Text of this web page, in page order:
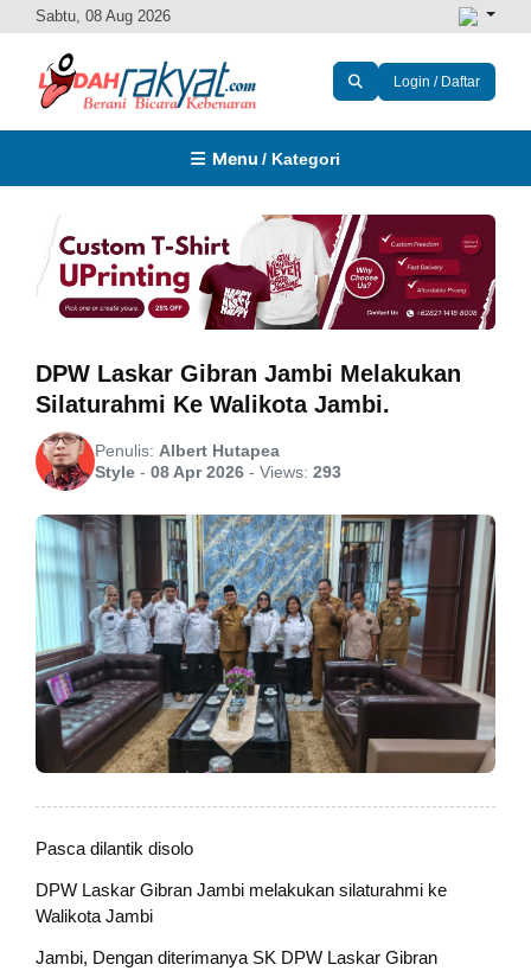
Sabtu, 08 Aug 2026
Login / Daftar
Menu / Kategori
DPW Laskar Gibran Jambi Melakukan
Silaturahmi Ke Walikota Jambi.
Penulis: Albert Hutapea
Style - 08 Apr 2026 - Views: 293
Pasca dilantik disolo
DPW Laskar Gibran Jambi melakukan silaturahmi ke
Walikota Jambi
Jambi, Dengan diterimanya SK DPW Laskar Gibran